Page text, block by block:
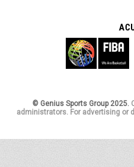
A
© Genius Sports Group 2025.
administrators. For advertising or